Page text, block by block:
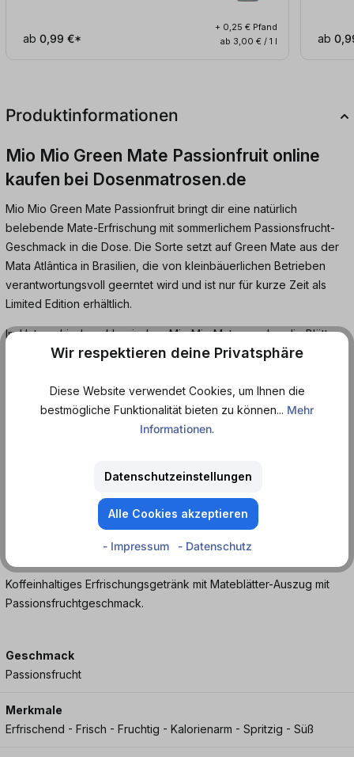
ab 0,99 €*
+ 0,25 € Pfand
ab 3,00 € / 1 l
ab
Produktinformationen
Mio Mio Green Mate Passionfruit online
kaufen bei Dosenmatrosen.de
Mio Mio Green Mate Passionfruit bringt dir eine natürlich
belebende Mate-Erfrischung mit sommerlichem Passionsfrucht-
Geschmack in die Dose. Die Sorte setzt auf Green Mate aus der
Mata Atlântica in Brasilien, die von kleinbäuerlichen Betrieben
verantwortungsvoll geerntet wird und ist nur für kurze Zeit als
Limited Edition erhältlich.
Im Unterschied zur klassischen Mio Mio Mate werden die Blätter
hier nicht geröstet. Dadurch entstehen keine typischen
Zusammen mit dem mild-fruchtigen Passionfruit-Aroma entsteht
ideal für alle, die Mate mögen, aber eine weichere und
fruchtigere Variante suchen, perfekt eiskalt direkt aus der Dose,
beim Chillen im Park oder als sommerlicher Alltagsbegleiter.
Koffeinhaltiges Erfrischungsgetränk mit Mateblätter-Auszug mit
Passionsfruchtgeschmack.
Geschmack
Passionsfrucht
Merkmale
Erfrischend - Frisch - Fruchtig - Kalorienarm - Spritzig - Süß
Wir respektieren deine Privatsphäre
Diese Website verwendet Cookies, um Ihnen die
bestmögliche Funktionalität bieten zu können... Mehr
Informationen.
Datenschutzeinstellungen
Alle Cookies akzeptieren
- Impressum - Datenschutz